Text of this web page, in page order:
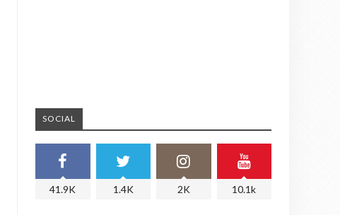
SOCIAL
41.9K 1.4K 2K 10.1k